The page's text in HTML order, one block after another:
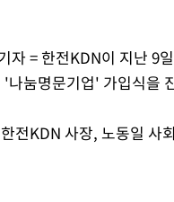
자 = 한전KDN이 지난 9
나눔명문기업' 가입식을
전KDN 사장, 노동일 사